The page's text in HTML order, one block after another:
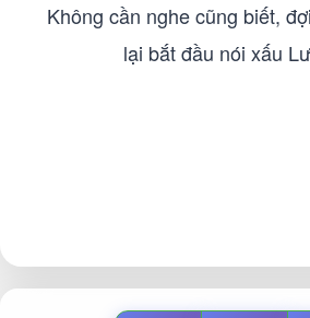
Không cần nghe cũng biết,
lại bắt đầu nói xấu